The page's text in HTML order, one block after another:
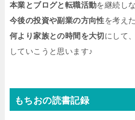
本業とブログと転職活動を継続し
今後の投資や副業の方向性を考え
何より家族との時間を大切 にして
していこうと思います♪
もちおの読書記録